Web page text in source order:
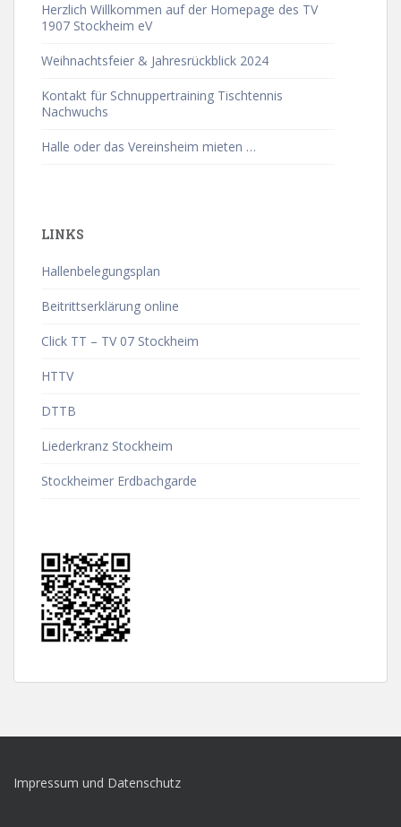
Herzlich Willkommen auf der Homepage des TV
1907 Stockheim eV
Weihnachtsfeier & Jahresrückblick 2024
Kontakt für Schnuppertraining Tischtennis
Nachwuchs
Halle oder das Vereinsheim mieten …
LINKS
Hallenbelegungsplan
Beitrittserklärung online
Click TT – TV 07 Stockheim
HTTV
DTTB
Liederkranz Stockheim
Stockheimer Erdbachgarde
Impressum und Datenschutz